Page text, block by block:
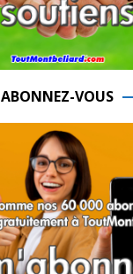
ABONNEZ-VOUS